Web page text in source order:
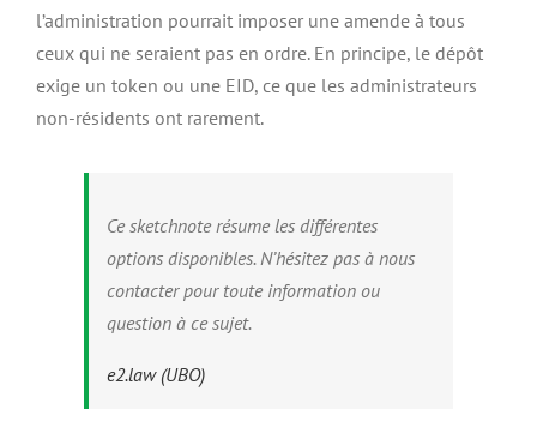
l’administration pourrait imposer une amende à tous
ceux qui ne seraient pas en ordre. En principe, le dépôt
exige un token ou une EID, ce que les administrateurs
non-résidents ont rarement.
Ce sketchnote résume les différentes
options disponibles. N’hésitez pas à nous
contacter pour toute information ou
question à ce sujet.
e2.law (UBO)